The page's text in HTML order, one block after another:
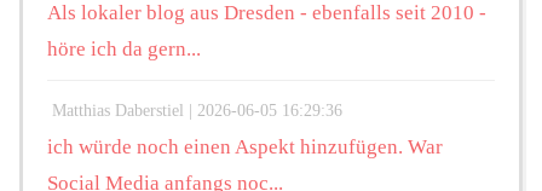
Als lokaler blog aus Dresden - ebenfalls seit 2010 -
höre ich da gern...
Matthias Daberstiel | 2026-06-05 16:29:36
ich würde noch einen Aspekt hinzufügen. War
Social Media anfangs noc...